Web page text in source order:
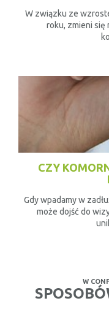
W związku ze
roku, zmieni się
CZY
Gdy wpadamy w
może dojść do
W